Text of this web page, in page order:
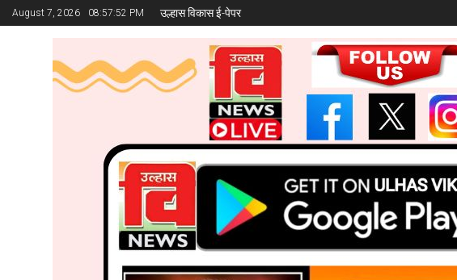
August 7, 2026 08:57:53 PM उल्हास विकास ई-पेपर